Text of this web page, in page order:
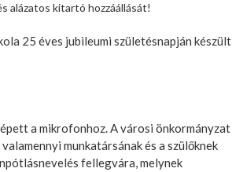
alázatos kitartó hozzáállását!
25 éves jubileumi születésnapján készült
a mikrofonhoz. A városi önkormányzat
munkatársának és a szülőknek
fellegvára, melynek